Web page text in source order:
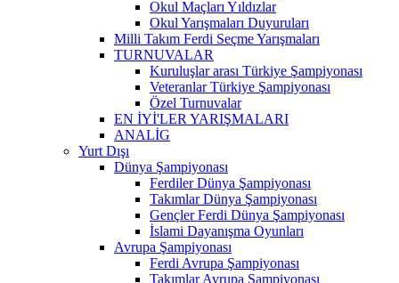
Okul Maçları Yıldızlar
Okul Yarışmaları Duyuruları
Milli Takım Ferdi Seçme Yarışmaları
TURNUVALAR
Kuruluşlar arası Türkiye Şampiyonası
Veteranlar Türkiye Şampiyonası
Özel Turnuvalar
EN İYİ'LER YARIŞMALARI
ANALİG
Yurt Dışı
Dünya Şampiyonası
Ferdiler Dünya Şampiyonası
Takımlar Dünya Şampiyonası
Gençler Ferdi Dünya Şampiyonası
İslami Dayanışma Oyunları
Avrupa Şampiyonası
Ferdi Avrupa Şampiyonası
Takımlar Avrupa Şampiyonası